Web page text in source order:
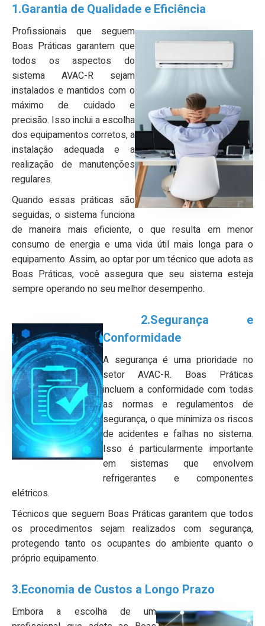
1.Garantia de Qualidade e Eficiência
Profissionais que seguem
Boas Práticas garantem que
todos os aspectos do
sistema AVAC-R sejam
instalados e mantidos com o
máximo de cuidado e
precisão. Isso inclui a escolha
dos equipamentos corretos, a
instalação adequada e a
realização de manutenções
regulares.
Quando essas práticas são
seguidas, o sistema funciona
de maneira mais eficiente, o que resulta em menor
consumo de energia e uma vida útil mais longa para o
equipamento. Assim, ao optar por um técnico que adota as
Boas Práticas, você assegura que seu sistema esteja
sempre operando no seu melhor desempenho.
2.Segurança e
Conformidade
A segurança é uma prioridade no
setor AVAC-R. Boas Práticas
incluem a conformidade com todas
as normas e regulamentos de
segurança, o que minimiza os riscos
de acidentes e falhas no sistema.
Isso é particularmente importante
em sistemas que envolvem
refrigerantes e componentes
elétricos.
Técnicos que seguem Boas Práticas garantem que todos
os procedimentos sejam realizados com segurança,
protegendo tanto os ocupantes do ambiente quanto o
próprio equipamento.
3.Economia de Custos a Longo Prazo
Embora a escolha de um